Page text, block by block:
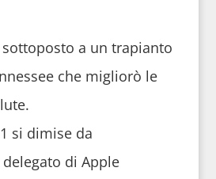
sottoposto a un trapianto
che migliorò le
si dimise da
di Apple